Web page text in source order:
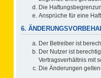
Die
Ansprüche für eine
6.
Der Betreiber ist
Der Nutzer ist
Vertragsverhältnis mit
Die Änderungen